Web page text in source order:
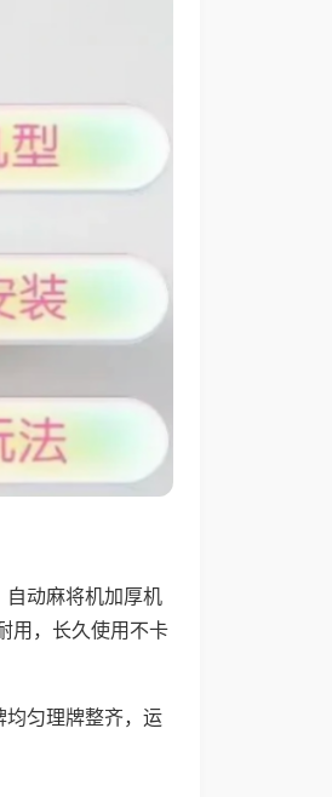
自动麻将机加厚机
用，长久使用不卡
匀理牌整齐，运